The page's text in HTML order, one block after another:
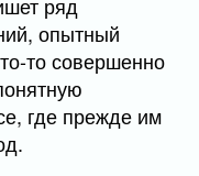
опытный
то совершенно
где прежде им